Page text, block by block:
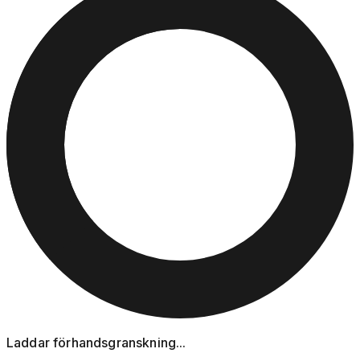
Laddar förhandsgranskning...